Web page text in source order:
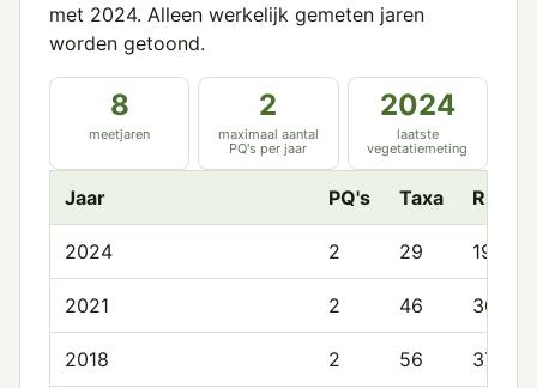
met 2024. Alleen werkelijk gemeten jaren
worden getoond.
8
meetjaren
2
maximaal aantal
PQ's per jaar
2024
laatste
vegetatiemeting
Jaar PQ's Taxa
2024 2 29 19.5
2021 2 46 30.0
2018 2 56 37.0